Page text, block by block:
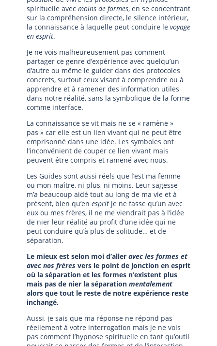
spirituelle avec moins de formes, en se concentrant
sur la compréhension directe, le silence intérieur,
la connaissance à laquelle peut conduire le voyage
en esprit.
Je ne vois malheureusement pas comment
partager ce genre d’expérience avec quelqu’un
d’autre ou même le guider dans des protocoles
concrets, surtout ceux visant à comprendre ou à
apprendre et à ramener des information utiles
dans notre réalité, sans la symbolique de la forme
comme interface.
La connaissance se vit mais ne se « ramène »
pas » car elle est un lien vivant qui ne peut être
emprisonné dans une idée. Les symboles ont
l’inconvénient de couper ce lien vivant mais
peuvent être compris et ramené avec nous.
Les Guides sont aussi réels que l’est ma femme
ou mon maître, ni plus, ni moins. Leur sagesse
m’a beaucoup aidé tout au long de ma vie et à
présent, bien qu’en esprit je ne fasse qu’un avec
eux ou mes frères, il ne me viendrait pas à l’idée
de nier leur réalité au profit d’une idée qui ne
peut conduire qu’à plus de solitude… et de
séparation.
Le mieux est selon moi d’aller avec les formes et
avec nos frères vers le point de jonction en esprit
où la séparation et les formes n’existent plus
mais pas de nier la séparation mentalement
alors que tout le reste de notre expérience reste
inchangé.
Aussi, je sais que ma réponse ne répond pas
réellement à votre interrogation mais je ne vois
pas comment l’hypnose spirituelle en tant qu’outil